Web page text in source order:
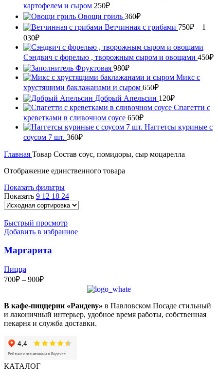
картофелем и сыром 250₽
Овощи гриль 360₽
Ветчинная с грибами 750₽ – 1
030₽Диапазон
цен:
750₽
–
1
030₽
Сэндвич с форелью , творожным сыром и овощами 450₽
Фруктовая 980₽
Микс с
хрустящими баклажанами и сыром 650₽
Добрый Апельсин 120₽
Спагетти с
креветками в сливочном соусе 650₽
Наггетсы куриные с
соусом 7 шт. 360₽
Главная Товар Состав соус, помидоры, сыр моцарелла
Отображение единственного товара
Показать фильтры
Показать 9 12 18 24
Быстрый просмотр
Добавить в избранное
Маргарита
Пицца
700₽ – 900₽Диапазон
–
900₽
В кафе-пиццерии «Рандеву» в Павловском Посаде стильный
и лаконичный интерьер, удобное время работы, собственная
пекарня и служба доставки.
КАТАЛОГ